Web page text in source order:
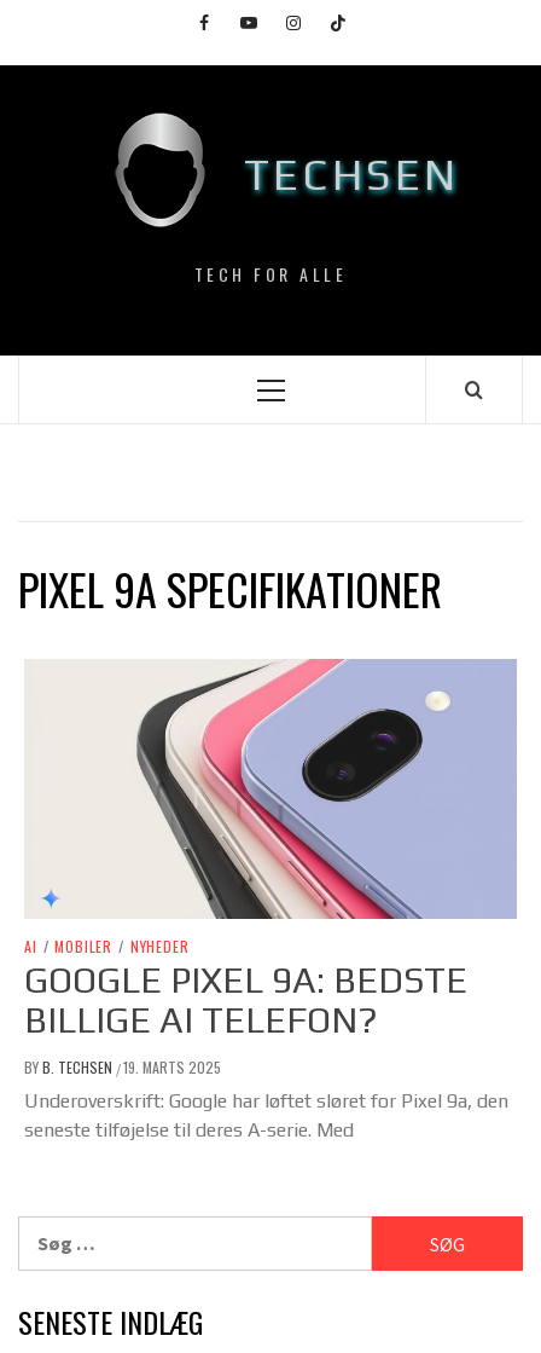
content
FacebookYouTubeInstagramTikTok
TECHSEN
TECH FOR ALLE
Primary
PIXEL 9A SPECIFIKATIONER
AI / MOBILER / NYHEDER
GOOGLE PIXEL 9A: BEDSTE
BILLIGE AI TELEFON?
BYB. TECHSEN /19. MARTS 2025
Underoverskrift: Google har løftet sløret for Pixel 9a, den
seneste tilføjelse til deres A-serie. Med
efter:
SENESTE INDLÆG